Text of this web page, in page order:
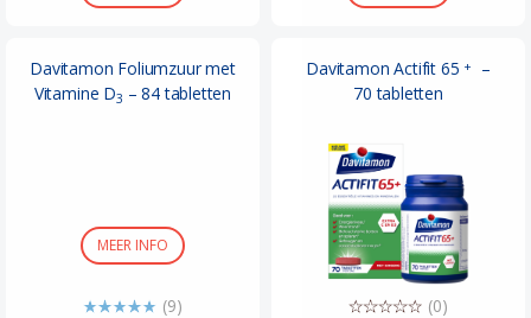
Davitamon Foliumzuur met
Vitamine D3 – 84 tabletten
MEER INFO
(9)
Davitamon Actifit 65 +
–
70 tabletten
(0)